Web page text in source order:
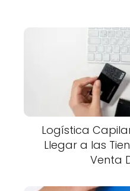
Logística
Llegar a las
Venta